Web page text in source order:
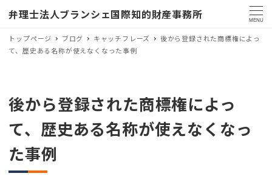
弁理士法人ブランシェ国際知的財産事務所 MENU
トップページ ブログ キャッチフレーズ
後から登録された商標権によっ
て、歴史ある名称が使えなくなった事例
後から登録された商標権によっ
て、歴史ある名称が使えなくなっ
た事例